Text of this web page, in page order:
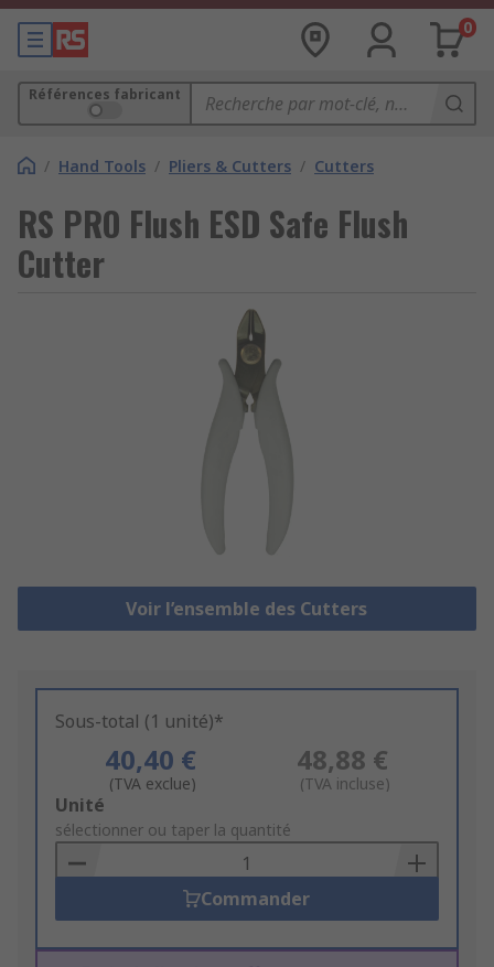
0
Références fabricant
/ Hand Tools / Pliers & Cutters / Cutters
RS PRO Flush ESD Safe Flush
Cutter
Voir l’ensemble des Cutters
Sous-total (1 unité)*
40,40 €
(TVA exclue)
48,88 €
(TVA incluse)
Add
to
Basket
Unité
sélectionner ou taper la quantité
Commander